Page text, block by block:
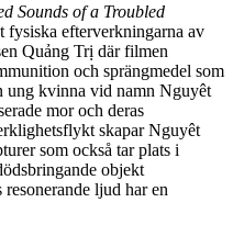
Sounds of a Troubled
fysiska efterverkningarna av
Quảng Trị där filmen
och sprängmedel som
ung kvinna vid namn Nguyêt
mor och deras
skapar Nguyêt
som också tar plats i
objekt
ljud har en